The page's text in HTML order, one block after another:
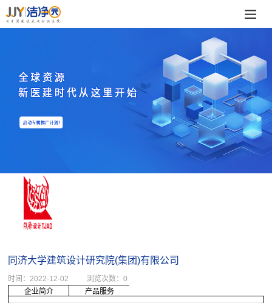
同济大学建筑设计研究院(集团)有限公司
时间： 2022-12-02 浏览次数：0
企业简介
产品服务